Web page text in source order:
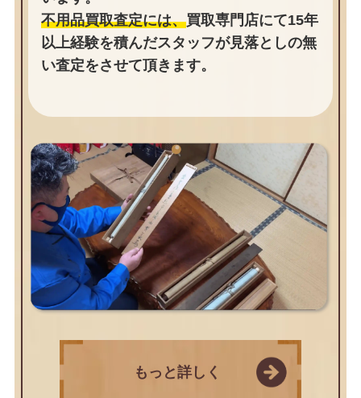
不用品買取査定には、買取専門店にて15年
以上経験を積んだスタッフが見落としの無
い査定をさせて頂きます。
もっと詳しく